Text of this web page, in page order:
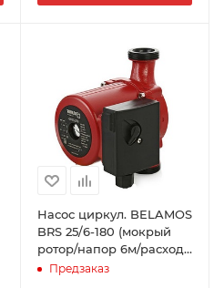
Насос циркул. BELAMOS
BRS 25/6-180 (мокрый
ротор/напор 6м/расход
55л/мин/3х скор./со
Предзаказ